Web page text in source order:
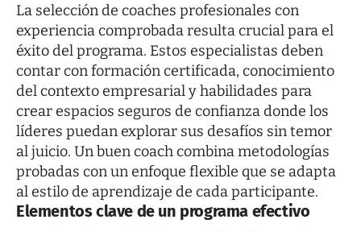
La selección de coaches profesionales con
experiencia comprobada resulta crucial para el
éxito del programa. Estos especialistas deben
contar con formación certificada, conocimiento
del contexto empresarial y habilidades para
crear espacios seguros de confianza donde los
líderes puedan explorar sus desafíos sin temor
al juicio. Un buen coach combina metodologías
probadas con un enfoque flexible que se adapta
al estilo de aprendizaje de cada participante.
Elementos clave de un programa efectivo